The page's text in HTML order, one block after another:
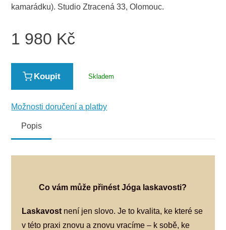
kamarádku). Studio Ztracená 33, Olomouc.
1 980 Kč
Koupit Skladem
Možnosti doručení a platby
Popis
Co vám může přinést Jóga laskavosti?
Laskavostnení jen slovo. Je to kvalita, ke které se
v této praxi znovu a znovu vracíme – k sobě, ke